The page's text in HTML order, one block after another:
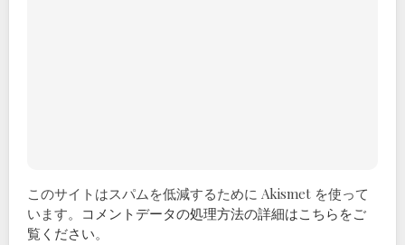
このサイトはスパムを低減するために Akismet を使って
います。 コメントデータの処理方法の詳細はこちらをご
覧ください。